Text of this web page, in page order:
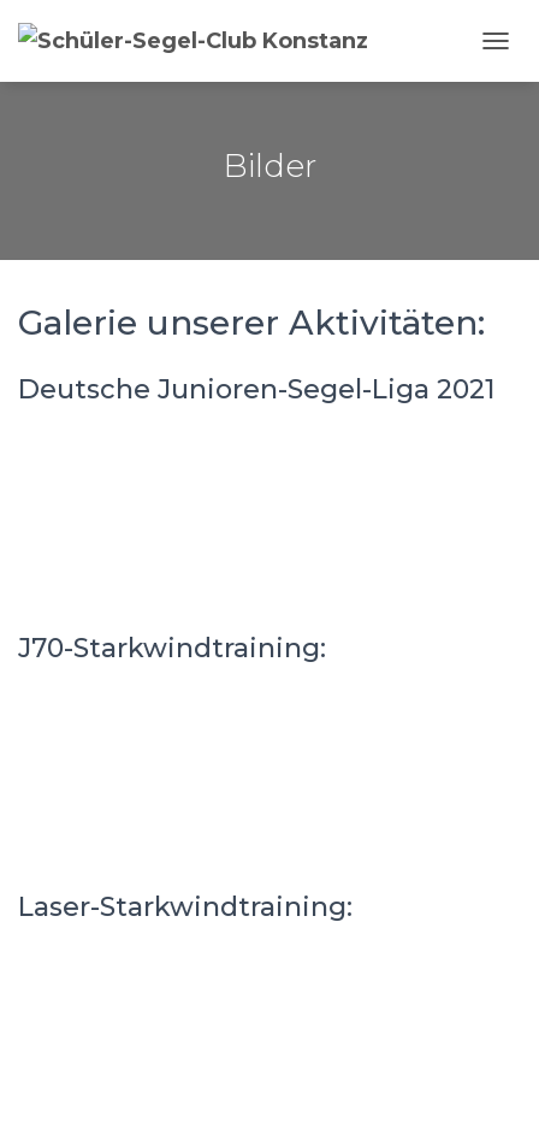
Bilder
Galerie unserer Aktivitäten:
Deutsche Junioren-Segel-Liga 2021
J70-Starkwindtraining:
Laser-Starkwindtraining: